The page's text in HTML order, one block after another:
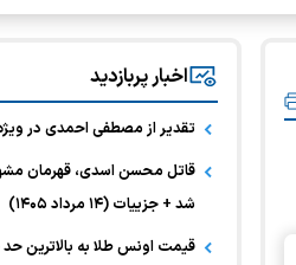
اخبار پربازدید
تقدیر از مصطفی احمدی در
قاتل محسن اسدی، قهرمان
شد + جزییات (۱۴ مرداد ۱۴۰۵)
قیمت اونس طلا به بالاترین حد خود در ۷